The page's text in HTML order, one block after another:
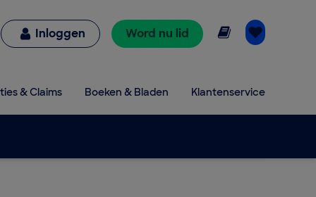
Inloggen Word nu lid Online lezen
& Claims Boeken & Bladen Klantenservice